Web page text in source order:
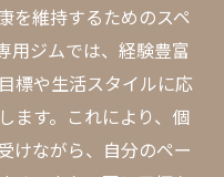
める第一歩、あな
身ともに成長しよ
を維持するためのスペ
用ジムでは、経験豊富
標や生活スタイルに応
ます。これにより、個
けながら、自分のペー